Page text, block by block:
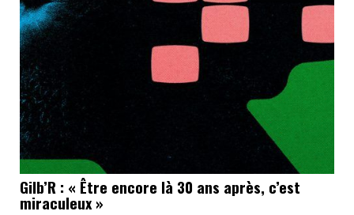
Gilb’R : « Être encore là 30 ans après, c’est
miraculeux »